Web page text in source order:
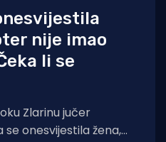
nije imao
li se
Zlarinu jučer
onesvijestila žena,